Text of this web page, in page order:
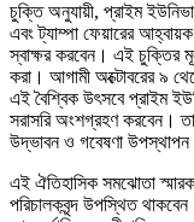
চুক্তি অনুযায়ী, প্রাইম
এবং ট্যাম্পা ফেয়ারের
স্বাক্ষর করবেন। এই চুক্তির
করা। আগামী অক্টোবরের ৯
এই বৈশ্বিক উৎসবে প্রাইম
সরাসরি অংশগ্রহণ করবেন।
উদ্ভাবন ও গবেষণা
এই ঐতিহাসিক সমঝোতা স্মারক
পরিচালকবৃন্দ উপস্থিত